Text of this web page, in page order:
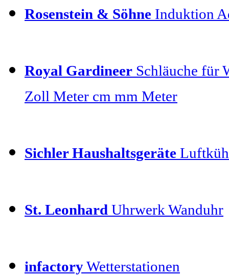
Rosenstein & Söhne Induktion
Royal Gardineer Schläuche für
Zoll Meter cm mm Meter
Sichler Haushaltsgeräte
St. Leonhard Uhrwerk Wanduhr
infactoryWetterstationen